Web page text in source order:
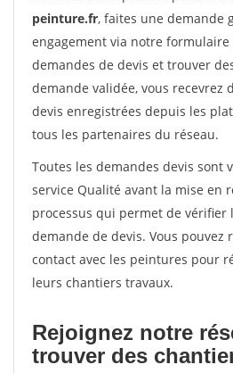
peinture.fr, faites une demande
engagement via notre
demandes de devis et trouver
demande validée, vous recevrez
devis enregistrées depuis les
tous les partenaires du réseau.
Toutes les demandes devis sont
service Qualité avant la mise en
processus qui permet de vérifier
demande de devis. Vous pouvez
contact avec les peintures pour
leurs chantiers travaux.
Rejoignez notre
trouver des